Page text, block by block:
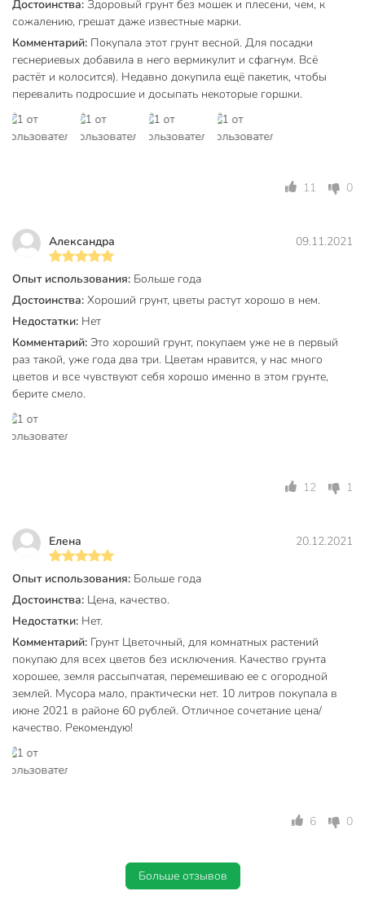
Достоинства: Здоровый грунт без мошек и плесени, чем, к
сожалению, грешат даже известные марки.
Комментарий: Покупала этот грунт весной. Для посадки
геснериевых добавила в него вермикулит и сфагнум. Всё
растёт и колосится). Недавно докупила ещё пакетик, чтобы
перевалить подросшие и досыпать некоторые горшки.
11 0
Александра 09.11.2021
Опыт использования: Больше года
Достоинства: Хороший грунт, цветы растут хорошо в нем.
Недостатки: Нет
Комментарий: Это хороший грунт, покупаем уже не в первый
раз такой, уже года два три. Цветам нравится, у нас много
цветов и все чувствуют себя хорошо именно в этом грунте,
берите смело.
12 1
Елена 20.12.2021
Опыт использования: Больше года
Достоинства: Цена, качество.
Недостатки: Нет.
Комментарий: Грунт Цветочный, для комнатных растений
покупаю для всех цветов без исключения. Качество грунта
хорошее, земля рассыпчатая, перемешиваю ее с огородной
землей. Мусора мало, практически нет. 10 литров покупала в
июне 2021 в районе 60 рублей. Отличное сочетание цена/
качество. Рекомендую!
6 0
Больше отзывов